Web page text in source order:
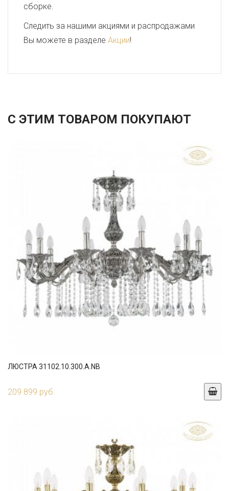
сборке.
Следить за нашими акциями и распродажами
Вы можете в разделе Акции!
С ЭТИМ ТОВАРОМ ПОКУПАЮТ
ЛЮСТРА 31102.10.300.A.NB
209 899 руб.